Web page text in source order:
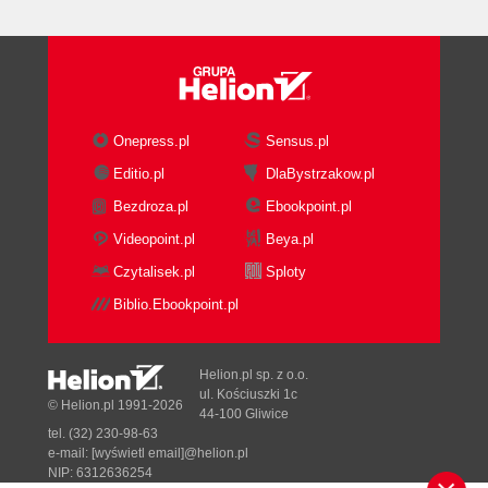
W następnym rozdziale (89)
Komunikacja połączeniowa i bezpołączeniowa
(91)
TCP - Transmission Control Protocol (92)
UDP - User Datagram Protocol (93)
Korzystanie z portów i gniazd (93)
TCP - Transmission Control Protocol (95)
Format nagłówka TCP (96)
Zamykanie sesji TCP (99)
Przepływ informacji w trakcie sesji (100)
Okna przesuwne TCP (101)
Stany połączenia TCP (104)
Onepress.pl
Sensus.pl
Editio.pl
DlaBystrzakow.pl
Bezdroza.pl
Ebookpoint.pl
Videopoint.pl
Beya.pl
Czytalisek.pl
Sploty
Biblio.Ebookpoint.pl
© Helion.pl 1991-2026
Helion.pl sp. z o.o.
ul. Kościuszki 1c
44-100 Gliwice
tel. (32) 230-98-63
e-mail: [wyświetl email]@helion.pl
NIP: 6312636254